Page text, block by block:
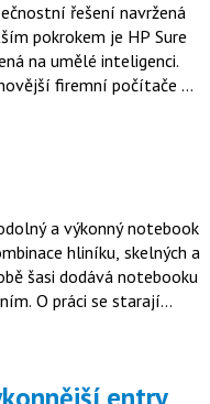
řešení navržená
pokrokem je HP Sure
na umělé inteligenci.
firemní počítače a
a výkonný notebook
hliníku, skelných a
šasi dodává notebooku
O práci se starají…